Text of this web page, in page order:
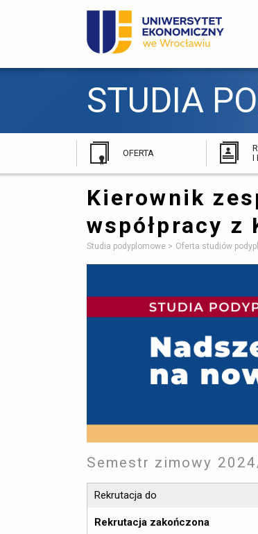
STUDIA
OFERTA
I
Kierownik
współpracy z
Studia podyplomowe Oferta studiów
Semestr zimowy
Rekrutacja do
Rekrutacja zakończona